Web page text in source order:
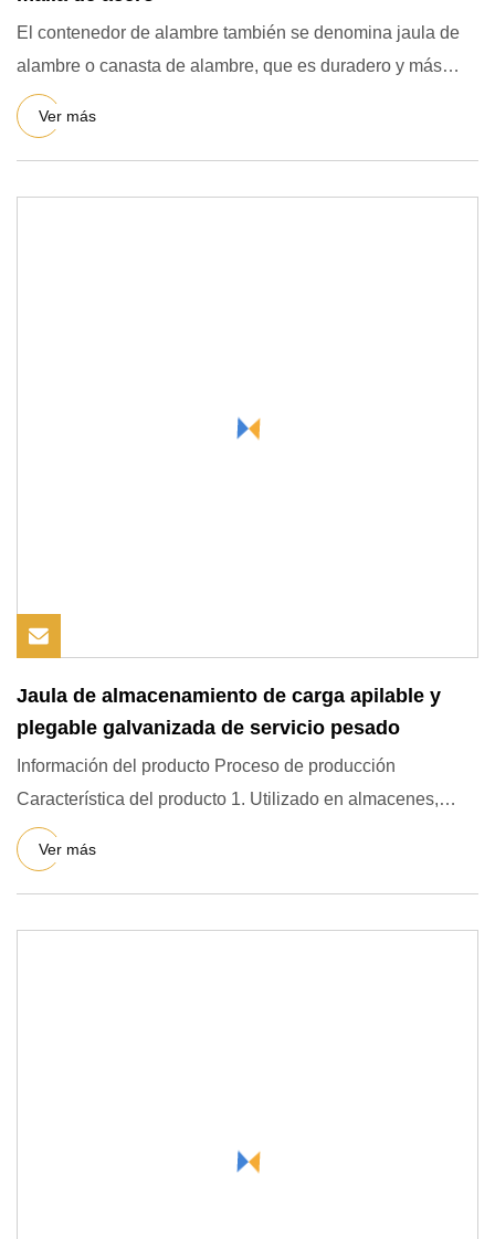
El contenedor de alambre también se denomina jaula de
alambre o canasta de alambre, que es duradero y más
fuerte, al mis
Ver más
Jaula de almacenamiento de carga apilable y
plegable galvanizada de servicio pesado
Información del producto Proceso de producción
Característica del producto 1. Utilizado en almacenes,
logística, indust
Ver más